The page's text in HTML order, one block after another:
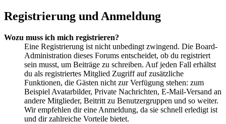
Registrierung und Anmeldung
Wozu muss ich mich registrieren?
Eine Registrierung ist nicht unbedingt zwingend. Die Board-
Administration dieses Forums entscheidet, ob du registriert
sein musst, um Beiträge zu schreiben. Auf jeden Fall erhältst
du als registriertes Mitglied Zugriff auf zusätzliche
Funktionen, die Gästen nicht zur Verfügung stehen: zum
Beispiel Avatarbilder, Private Nachrichten, E-Mail-Versand an
andere Mitglieder, Beitritt zu Benutzergruppen und so weiter.
Wir empfehlen dir eine Anmeldung, da sie schnell erledigt ist
und dir zahlreiche Vorteile bietet.